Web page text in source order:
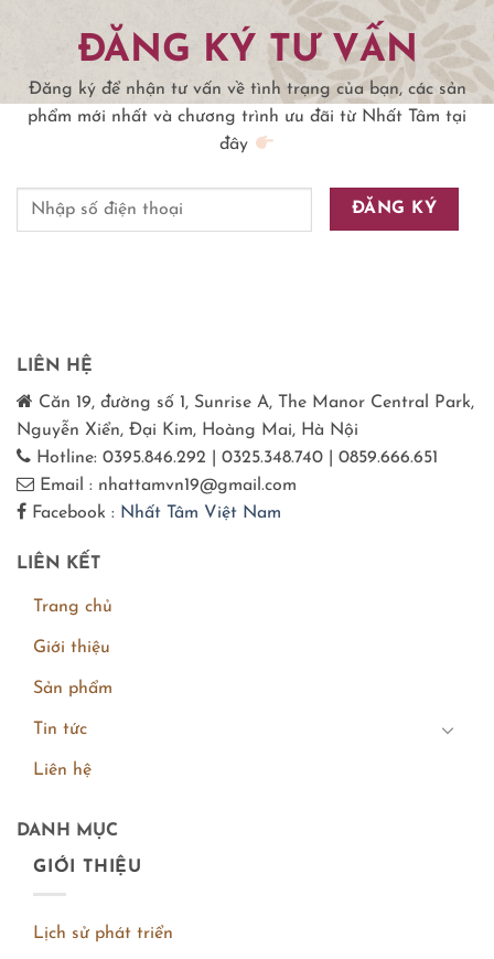
ĐĂNG KÝ TƯ VẤN
Đăng ký để nhận tư vấn về tình trạng của bạn, các sản
phẩm mới nhất và chương trình ưu đãi từ Nhất Tâm tại
đây
LIÊN HỆ
Căn 19, đường số 1, Sunrise A, The Manor Central Park,
Nguyễn Xiển, Đại Kim, Hoàng Mai, Hà Nội
Hotline: 0395.846.292 | 0325.348.740 | 0859.666.651
Email : nhattamvn19@gmail.com
Facebook : Nhất Tâm Việt Nam
LIÊN KẾT
Trang chủ
Giới thiệu
Sản phẩm
Tin tức
Liên hệ
DANH MỤC
GIỚI THIỆU
Lịch sử phát triển